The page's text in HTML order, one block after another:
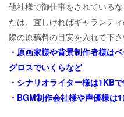
他社様で御仕事をされている
たは、宜しければギャランテ
際の原稿料の目安を入れて下さ
・原画家様や背景制作者様は
グロスでいくらなど
・シナリオライター様は1KB
・BGM制作会社様や声優様は